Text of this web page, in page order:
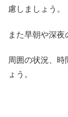
慮しましょう。
また早朝や深夜
周囲の状況、
ょう。